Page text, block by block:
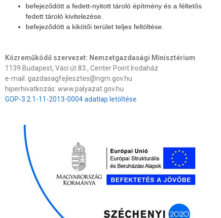
befejeződött a fedett-nyitott tároló építmény és a féltetős
fedett tároló kivitelezése.
befejeződött a kikötői terület teljes feltöltése.
Közreműködő szervezet: Nemzetgazdasági Minisztérium
1139 Budapest, Váci út 83., Center Point Irodaház
e-mail: gazdasagfejlesztes@ngm.gov.hu
hiperhivatkozás: www.palyazat.gov.hu
GOP-3.2.1-11-2013-0004 adatlap letöltése